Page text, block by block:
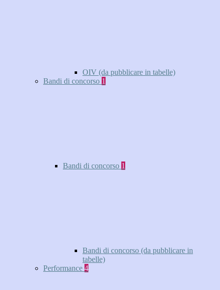
OIV (da pubblicare in tabelle)
Bandi di concorso 1
Bandi di concorso 1
Bandi di concorso (da pubblicare in
tabelle)
Performance 4